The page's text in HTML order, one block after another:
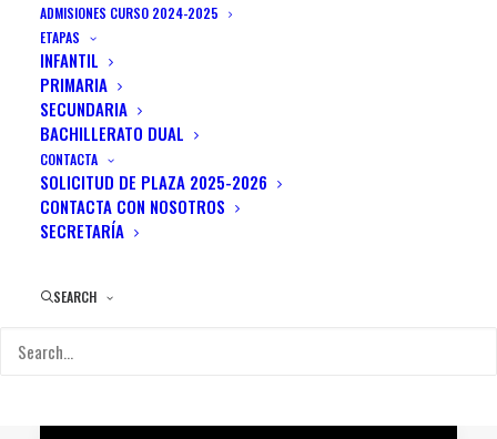
ADMISIONES CURSO 2024-2025
ETAPAS
INFANTIL
PRIMARIA
SECUNDARIA
BACHILLERATO DUAL
CONTACTA
SOLICITUD DE PLAZA 2025-2026
CONTACTA CON NOSOTROS
SECRETARÍA
SEARCH